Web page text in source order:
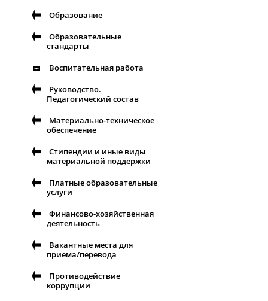
Образование
Образовательные
стандарты
Воспитательная работа
Руководство.
Педагогический состав
Материально-техническое
обеспечение
Стипендии и иные виды
материальной поддержки
Платные образовательные
услуги
Финансово-хозяйственная
деятельность
Вакантные места для
приема/перевода
Противодействие
коррупции